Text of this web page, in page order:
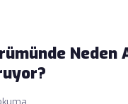
Neden